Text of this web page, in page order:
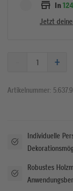
Individuelle
Robustes
In124
Jetzt
Artikelnummer: